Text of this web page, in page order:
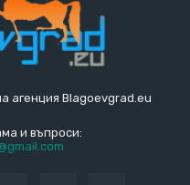
агенция Blagoevgrad.eu
и въпроси: